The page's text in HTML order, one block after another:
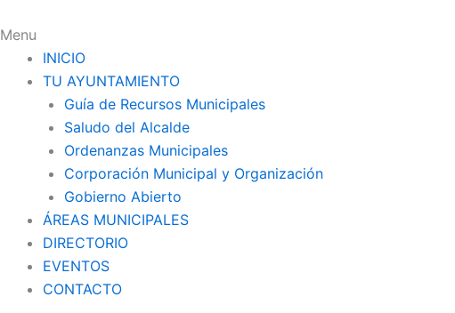
Menu
INICIO
TU AYUNTAMIENTO
Guía de Recursos Municipales
Saludo del Alcalde
Ordenanzas Municipales
Corporación Municipal y Organización
Gobierno Abierto
ÁREAS MUNICIPALES
DIRECTORIO
EVENTOS
CONTACTO